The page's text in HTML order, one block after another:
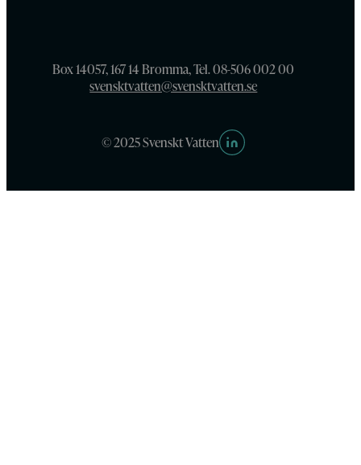
Box 14057, 167 14 Bromma, Tel. 08-506 002 00
svensktvatten@svensktvatten.se
© 2025 Svenskt Vatten